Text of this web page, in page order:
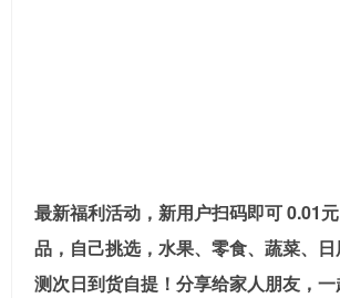
最新福利活动，新用户扫码即可0.01元
品，自己挑选，水果、零食、蔬菜、
测次日到货自提！ 分享给家人朋友，一